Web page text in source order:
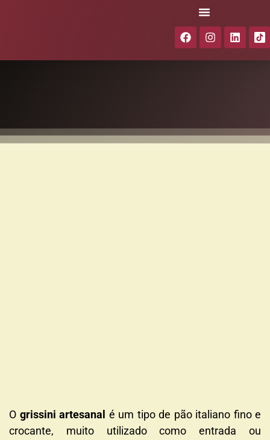
O grissini artesanal é um tipo de pão italiano fino e
crocante, muito utilizado como entrada ou